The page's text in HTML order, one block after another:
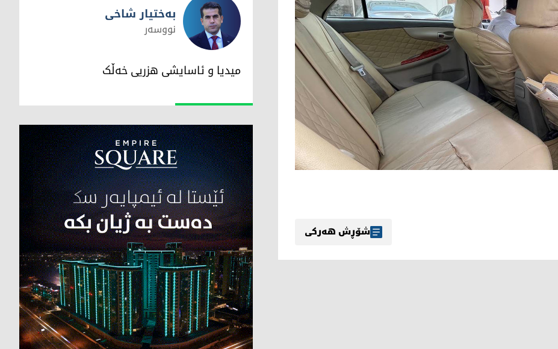
شۆڕش هەرکی
بەختیار شاخی
بەختیار شاخی
نووسەر
میدیا و ئاسایشی هزریی خەڵک